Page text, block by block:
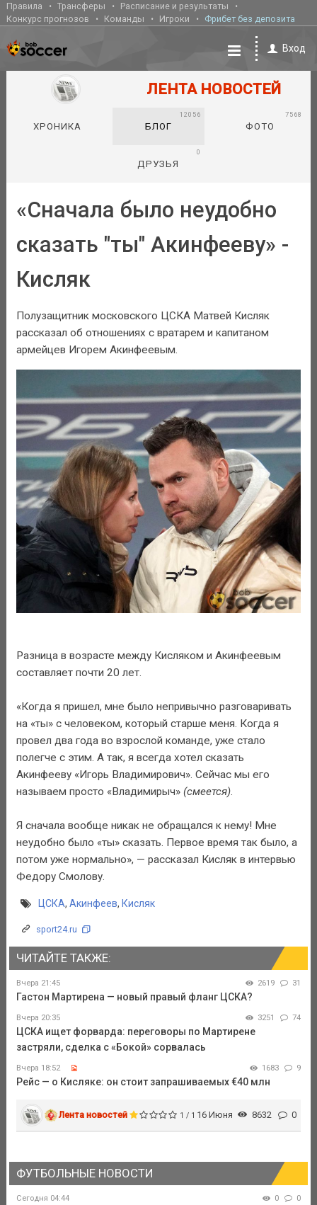
Правила Трансферы
Расписание и результаты
Конкурс прогнозов
Команды Игроки Фрибет без депозита
Вход
ЛЕНТА НОВОСТЕЙ
ХРОНИКА БЛОГ
12056
ФОТО
7568
ДРУЗЬЯ
0
«Сначала было неудобно
сказать "ты" Акинфееву» -
Кисляк
Полузащитник московского ЦСКА Матвей Кисляк
рассказал об отношениях с вратарем и капитаном
армейцев Игорем Акинфеевым.
Разница в возрасте между Кисляком и Акинфеевым
составляет почти 20 лет.
«Когда я пришел, мне было непривычно разговаривать
на «ты» с человеком, который старше меня. Когда я
провел два года во взрослой команде, уже стало
полегче с этим. А так, я всегда хотел сказать
Акинфееву «Игорь Владимирович». Сейчас мы его
называем просто «Владимирыч» (смеется).
Я сначала вообще никак не обращался к нему! Мне
неудобно было «ты» сказать. Первое время так было, а
потом уже нормально», — рассказал Кисляк в интервью
Федору Смолову.
ЦСКА, Акинфеев, Кисляк
sport24.ru
ЧИТАЙТЕ ТАКЖЕ:
Вчера 21:45 2619 31
Гастон Мартирена — новый правый фланг ЦСКА?
Вчера 20:35 3251 74
ЦСКА ищет форварда: переговоры по Мартирене
застряли, сделка с «Бокой» сорвалась
Вчера 18:52 1683 9
Рейс — о Кисляке: он стоит запрашиваемых €40 млн
Лента новостей 1 / 1 16 Июня 8632 0
ФУТБОЛЬНЫЕ НОВОСТИ
Сегодня 04:44 0 0